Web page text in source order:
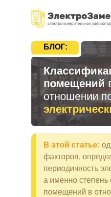
помещений
отношении
БЛОГ:
В этой статье:
факторов,
периодичность
а именно степень
помещений в